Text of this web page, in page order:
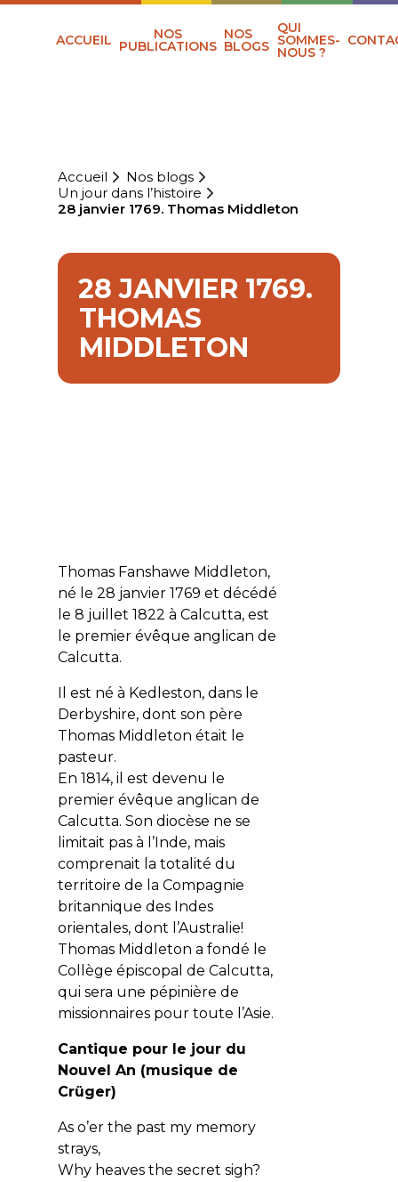
ACCUEIL NOS
PUBLICATIONS
NOS
BLOGS
QUI
SOMMES-
NOUS ?
Accueil
Nos blogs
Un jour dans l’histoire
28 janvier 1769. Thomas Middleton
28 JANVIER 1769.
THOMAS
MIDDLETON
Thomas Fanshawe Middleton,
né le 28 janvier 1769 et décédé
le 8 juillet 1822 à Calcutta, est
le premier évêque anglican de
Calcutta.
Il est né à Kedleston, dans le
Derbyshire, dont son père
Thomas Middleton était le
pasteur.
En 1814, il est devenu le
premier évêque anglican de
Calcutta. Son diocèse ne se
limitait pas à l’Inde, mais
comprenait la totalité du
territoire de la Compagnie
britannique des Indes
orientales, dont l’Australie!
Thomas Middleton a fondé le
Collège épiscopal de Calcutta,
qui sera une pépinière de
missionnaires pour toute l’Asie.
Cantique pour le jour du
Nouvel An (musique de
Crüger)
As o’er the past my memory
strays,
Why heaves the secret sigh?